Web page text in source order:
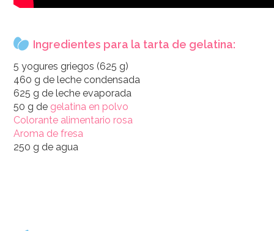
Ingredientes para la tarta de gelatina:
5 yogures griegos (625 g)
460 g de leche condensada
625 g de leche evaporada
50 g de gelatina en polvo
Colorante alimentario rosa
Aroma de fresa
250 g de agua